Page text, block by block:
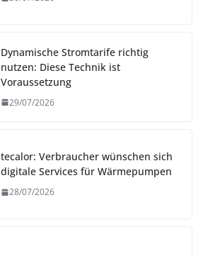
Dynamische Stromtarife richtig
nutzen: Diese Technik ist
Voraussetzung
29/07/2026
tecalor: Verbraucher wünschen sich
digitale Services für Wärmepumpen
28/07/2026